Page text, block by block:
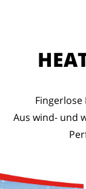
Aus wind- und